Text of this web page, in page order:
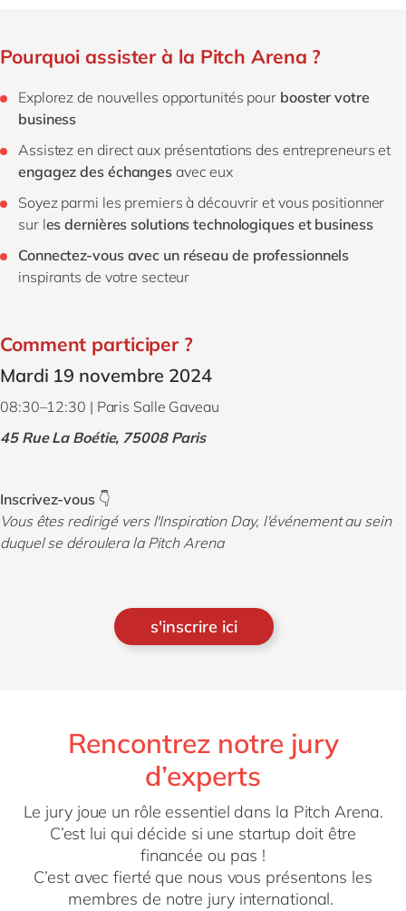
Pourquoi assister à la Pitch Arena ?
Explorez de nouvelles opportunités pour booster votre
business
Assistez en direct aux présentations des entrepreneurs et
engagez des échanges avec eux
Soyez parmi les premiers à découvrir et vous positionner
sur les dernières solutions technologiques et business
Connectez-vous avec un réseau de professionnels
inspirants de votre secteur
Comment participer ?
Mardi 19 novembre 2024
08:30–12:30 | Paris Salle Gaveau
45 Rue La Boétie, 75008 Paris
Inscrivez-vous 👇
Vous êtes redirigé vers l'Inspiration Day, l'événement au sein
duquel se déroulera la Pitch Arena
s'inscrire ici
Rencontrez notre jury
d’experts
Le jury joue un rôle essentiel dans la Pitch Arena.
C’est lui qui décide si une startup doit être
financée ou pas !
C’est avec fierté que nous vous présentons les
membres de notre jury international.